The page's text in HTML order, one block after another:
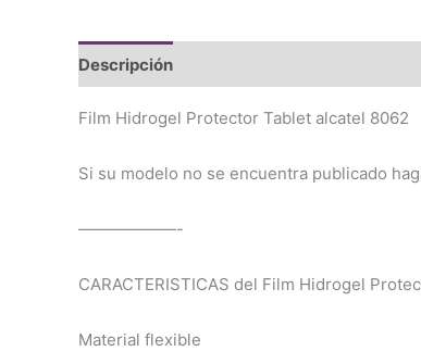
Descripción
Film Hidrogel Protector Tablet alcatel 8062
Si su modelo no se encuentra publicado
——————-
CARACTERISTICAS del Film Hidrogel
Material flexible